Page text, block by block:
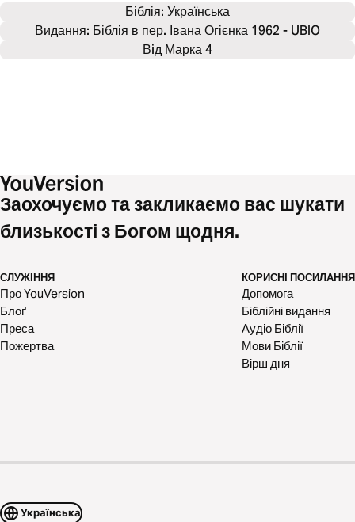
Біблія: Українська
Видання: Біблія в пер. Івана Огієнка 1962 - UBIO
Вiд Марка 4
Заохочуємо та закликаємо вас шукати
близькості з Богом щодня.
СЛУЖІННЯ
Про YouVersion
Блоґ
Преса
Пожертва
КОРИСНІ ПОСИЛАННЯ
Допомога
Біблійні видання
Аудіо Біблії
Мови Біблії
Вірш дня
Українська